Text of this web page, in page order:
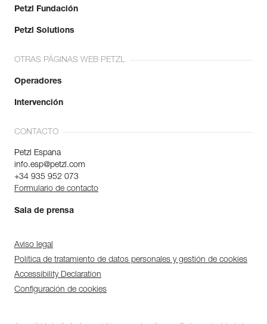
Petzl Fundación
Petzl Solutions
OTRAS PÁGINAS WEB PETZL
Operadores
Intervención
CONTACTO
Petzl Espana
info.esp@petzl.com
+34 935 952 073
Formulario de contacto
Sala de prensa
Aviso legal
Política de tratamiento de datos personales y gestión de cookies
Accessibility Declaration
Configuración de cookies